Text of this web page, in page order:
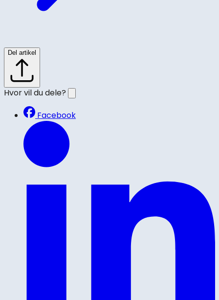
Del artikel
Hvor vil du dele?
Facebook